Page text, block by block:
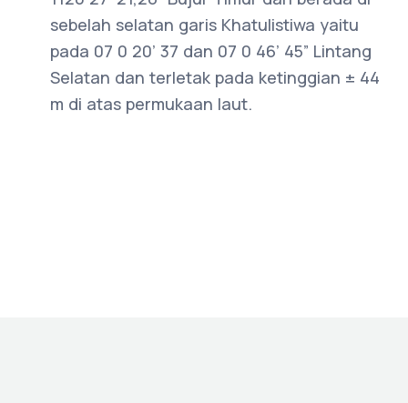
sebelah selatan garis Khatulistiwa yaitu
pada 07 0 20’ 37 dan 07 0 46’ 45” Lintang
Selatan dan terletak pada ketinggian ± 44
m di atas permukaan laut.